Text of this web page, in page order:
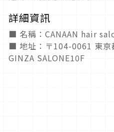
詳細資訊
■ 名稱：CANAAN hair
■ 地址：〒104-0061 東京
GINZA SALONE10F